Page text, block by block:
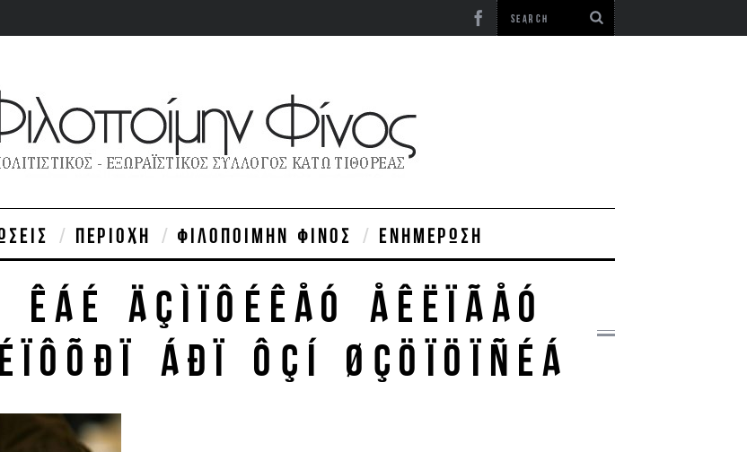
ΠΕΡΙΟΧΉ ΦΙΛΟΠΟΊΜΗΝ ΦΊΝΟΣ ΕΝΗΜΈΡΩΣΗ
ÄÇÌÏÔÉÊÅÓ ÅÊËÏÃÅÓ
ÁÐÏ ÔÇÍ ØÇÖÏÖÏÑÉÁ